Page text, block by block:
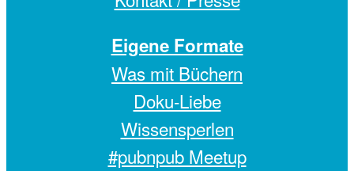
Eigene Formate
Was mit Büchern
Doku-Liebe
Wissensperlen
#pubnpub Meetup